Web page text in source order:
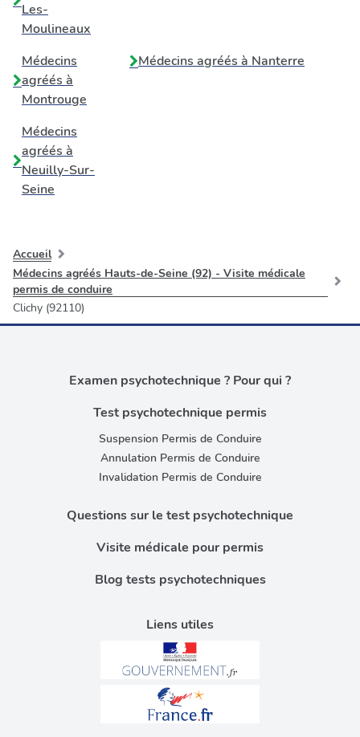
Les-
Moulineaux
Médecins
agréés à
Montrouge
Médecins agréés à Nanterre
Médecins
agréés à
Neuilly-Sur-
Seine
Accueil
Médecins agréés Hauts-de-Seine (92) - Visite médicale
permis de conduire
Clichy (92110)
Liens utiles
Examen psychotechnique ? Pour qui ?
Test psychotechnique permis
Suspension Permis de Conduire
Annulation Permis de Conduire
Invalidation Permis de Conduire
Questions sur le test psychotechnique
Visite médicale pour permis
Blog tests psychotechniques